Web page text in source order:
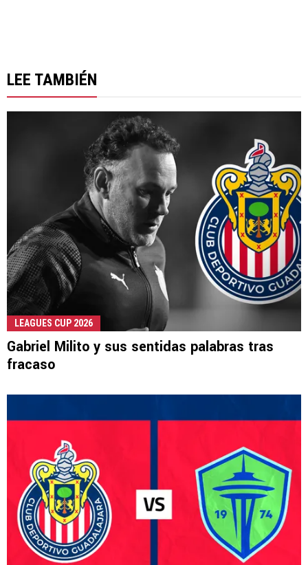
LEE TAMBIÉN
LEAGUES CUP 2026
Gabriel Milito y sus sentidas palabras tras
fracaso